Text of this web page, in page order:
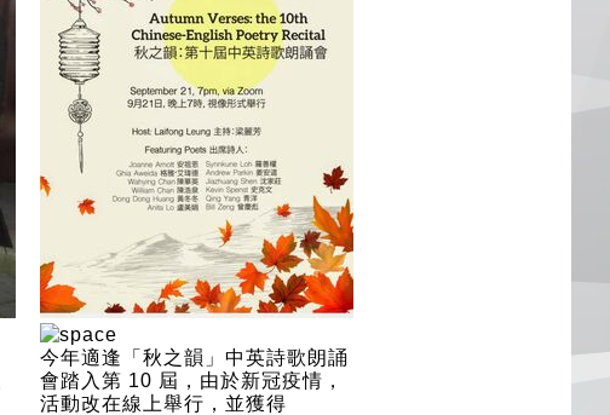
今年適逢「秋之韻」中英詩歌朗誦
會踏入第 10 屆，由於新冠疫情，
活動改在線上舉行，並獲得